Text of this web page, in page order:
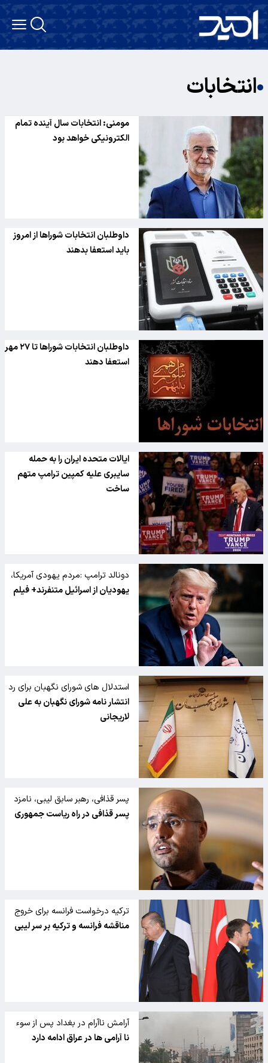
انتخابات
مومنی: انتخابات سال آینده تمام
الکترونیکی خواهد بود
داوطلبان انتخابات شوراها از امروز
باید استعفا بدهند
داوطلبان انتخابات شوراها تا ۲۷ مهر
استعفا دهند
ایالات متحده ایران را به حمله
سایبری علیه کمپین ترامپ متهم
ساخت
دونالد ترامپ :مردم یهودی آمریکا،
اسرائیل را نمی‌پسندند یا به آن
یهودیان از اسرائیل متنفرند+ فیلم
استدلال های شورای نگهبان برای رد
صلاحیت لاریجانی منتشر شد
انتشار نامه شورای نگهبان به علی
لاریجانی
پسر قذافی، رهبر سابق لیبی، نامزد
ریاست جمهوری شد
پسر قذافی در راه ریاست جمهوری
ترکیه درخواست فرانسه برای خروج
نیروها از لیبی را رد کرد
مناقشه فرانسه و ترکیه بر سر لیبی
آرامش ناآرام در بغداد پس از سوء
قصد به نخست وزیر عراق
نا آرامی ها در عراق ادامه دارد